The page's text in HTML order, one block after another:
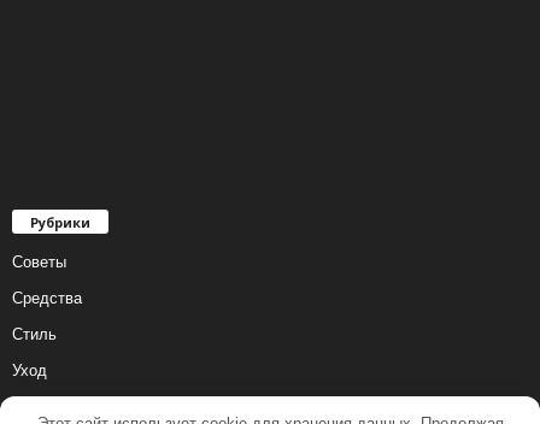
Рубрики
Советы
Средства
Стиль
Уход